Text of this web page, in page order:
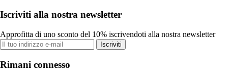
Iscriviti alla nostra newsletter
Approfitta di uno sconto del 10% iscrivendoti alla nostra newsletter
Iscriviti
Rimani connesso